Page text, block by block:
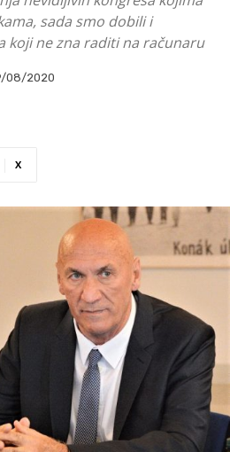
sada smo dobili i
koji ne zna raditi na računaru
08/2020
X